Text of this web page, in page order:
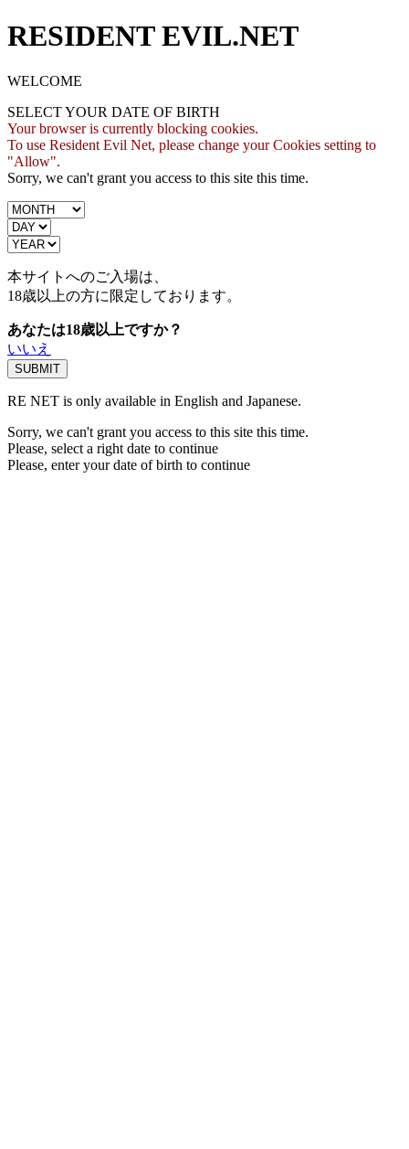
RESIDENT EVIL.NET
WELCOME
SELECT YOUR DATE OF BIRTH
Your browser is currently blocking cookies.
To use Resident Evil Net, please change your Cookies setting to
"Allow".
Sorry, we can't grant you access to this site this time.
本サイトへのご入場は、
18歳以上の方に限定しております。
あなたは18歳以上ですか？
いいえ
RE NET is only available in English and Japanese.
Sorry, we can't grant you access to this site this time.
Please, select a right date to continue
Please, enter your date of birth to continue